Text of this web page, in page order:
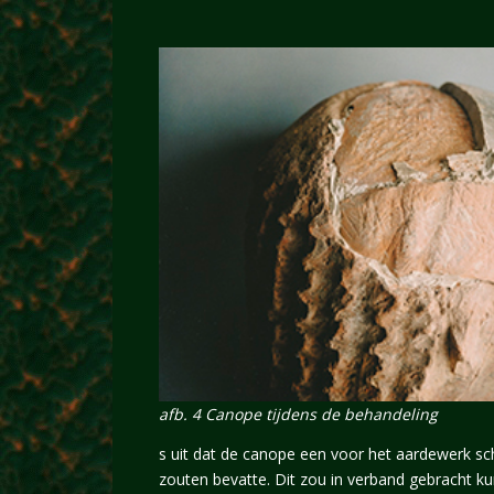
afb. 4 Canope tijdens de behandeling
s uit dat de canope een voor het aardewerk
zouten bevatte. Dit zou in verband gebracht